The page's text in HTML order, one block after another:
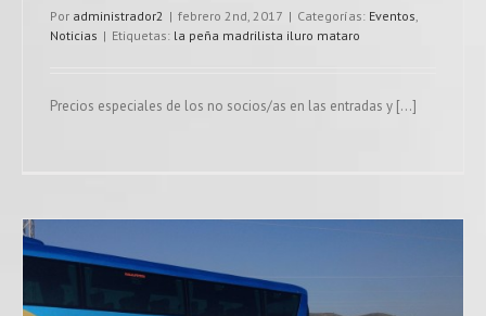
Por administrador2 | febrero 2nd, 2017 | Categorías: Eventos
Noticias | Etiquetas: la peña madrilista iluro mataro
Precios especiales de los no socios/as en las entradas y [...]